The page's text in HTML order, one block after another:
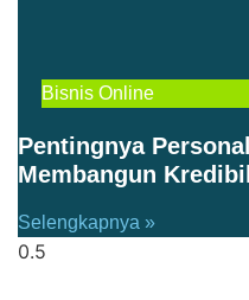
Bisnis Online
Pentingnya
Membangun
Selengkapnya »